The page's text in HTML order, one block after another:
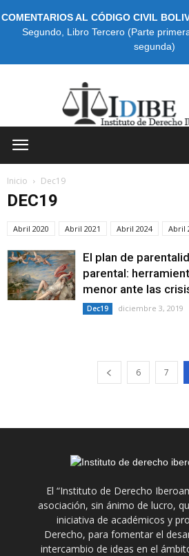
COMENTARIOS AL CÓDIGO CIVIL
Segundo, Libro Tercero (Parte
segunda)
Inicio Dec19
DEC19
Abril 2020 Abril 2021 Abril 2024 Abril
El plan de
parental:
menor ante las
Dec19 diciembre 3, 2019
6 7
El “Instituto de Derecho
asociación, sin ánimo de lucro,
iniciativa de académicos y
Derecho, para fomentar el
intercambio de ideas en el